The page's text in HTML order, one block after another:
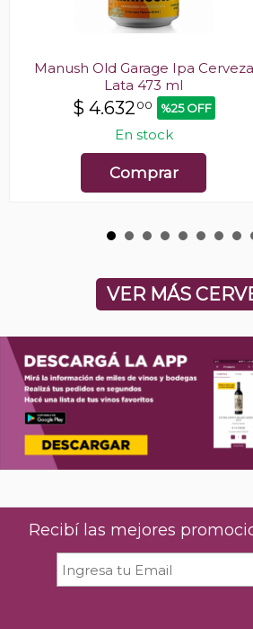
Manush Old Garage Ipa Cerveza
Lata 473 ml
$ 4.632 00 %25 OFF
En stock
Comprar
VER MÁS
Recibí las mejores